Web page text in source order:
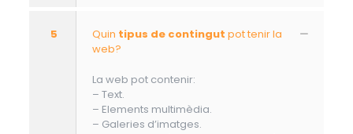
5 Quin tipus de contingut pot tenir la
web?
La web pot contenir:
– Text.
– Elements multimèdia.
– Galeries d’imatges.